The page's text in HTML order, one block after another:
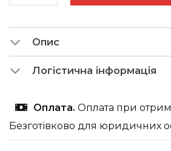
Опис
Логістична інформація
Оплата. Оплата при
Безготівково для юридичних